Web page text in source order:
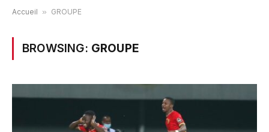
Accueil » GROUPE
BROWSING: GROUPE